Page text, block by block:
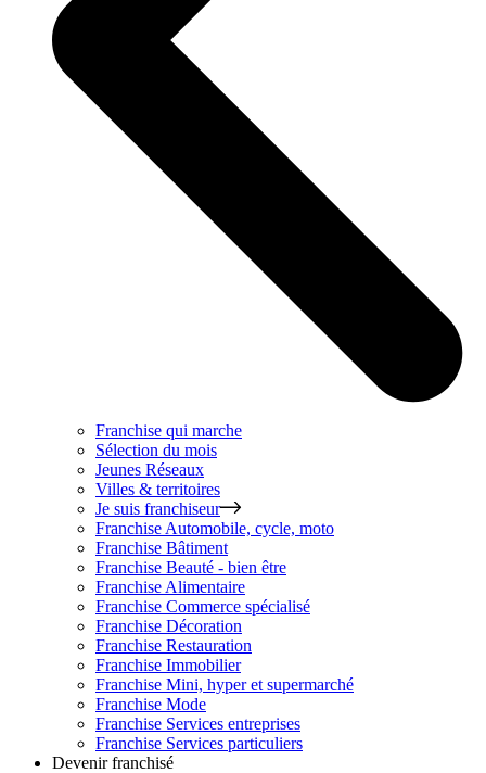
Franchise qui marche
Sélection du mois
Jeunes Réseaux
Villes & territoires
Je suis franchiseur
Franchise Automobile, cycle, moto
Franchise Bâtiment
Franchise Beauté - bien être
Franchise Alimentaire
Franchise Commerce spécialisé
Franchise Décoration
Franchise Restauration
Franchise Immobilier
Franchise Mini, hyper et supermarché
Franchise Mode
Franchise Services entreprises
Franchise Services particuliers
Devenir franchisé